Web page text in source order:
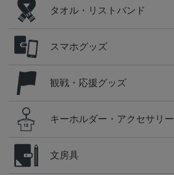
タオル・リストバンド
スマホグッズ
観戦・応援グッズ
キーホルダー・アクセサリー
文房具